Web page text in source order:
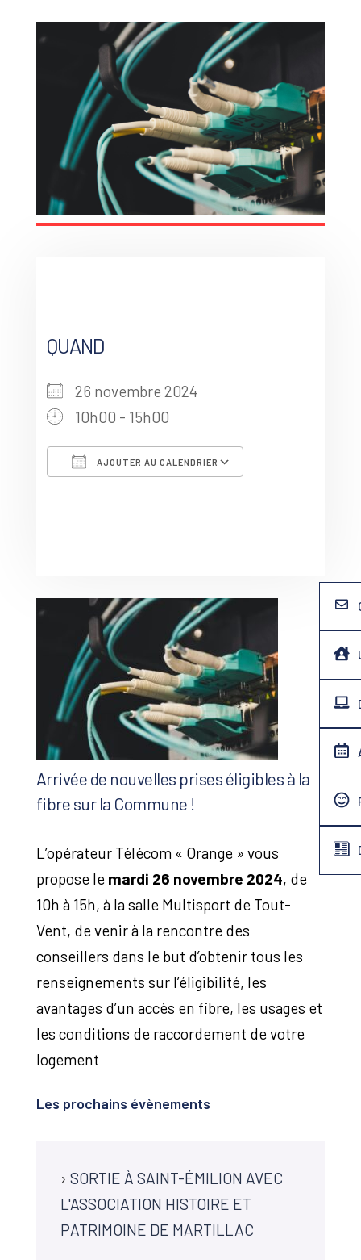
QUAND
26 novembre 2024
10h00 - 15h00
AJOUTER AU CALENDRIER
Arrivée de nouvelles prises éligibles à la
fibre sur la Commune !
L’opérateur Télécom « Orange » vous
propose le mardi 26 novembre 2024, de
10h à 15h, à la salle Multisport de Tout-
Vent, de venir à la rencontre des
conseillers dans le but d’obtenir tous les
renseignements sur l’éligibilité, les
avantages d’un accès en fibre, les usages et
les conditions de raccordement de votre
logement
Les prochains évènements
› SORTIE À SAINT-ÉMILION AVEC
L'ASSOCIATION HISTOIRE ET
PATRIMOINE DE MARTILLAC